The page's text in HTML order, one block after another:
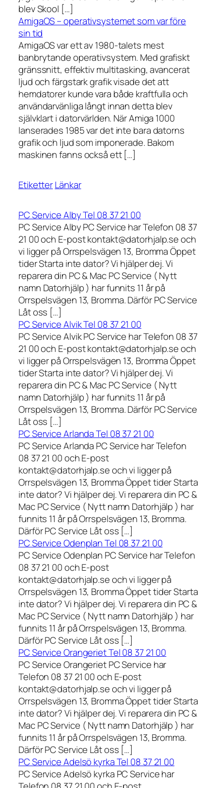
blev Skool […]
AmigaOS – operativsystemet som var före
sin tid
AmigaOS var ett av 1980-talets mest
banbrytande operativsystem. Med grafiskt
gränssnitt, effektiv multitasking, avancerat
ljud och färgstark grafik visade det att
hemdatorer kunde vara både kraftfulla och
användarvänliga långt innan detta blev
självklart i datorvärlden. När Amiga 1000
lanserades 1985 var det inte bara datorns
grafik och ljud som imponerade. Bakom
maskinen fanns också ett […]
EtiketterLänkar
PC Service Alby Tel 08 37 21 00
PC Service Alby PC Service har Telefon 08 37
21 00 och E-post kontakt@datorhjalp.se och
vi ligger på Orrspelsvägen 13, Bromma Öppet
tider Starta inte dator? Vi hjälper dej. Vi
reparera din PC & Mac PC Service ( Nytt
namn Datorhjälp ) har funnits 11 år på
Orrspelsvägen 13, Bromma. Därför PC Service
Låt oss […]
PC Service Alvik Tel 08 37 21 00
PC Service Alvik PC Service har Telefon 08 37
21 00 och E-post kontakt@datorhjalp.se och
vi ligger på Orrspelsvägen 13, Bromma Öppet
tider Starta inte dator? Vi hjälper dej. Vi
reparera din PC & Mac PC Service ( Nytt
namn Datorhjälp ) har funnits 11 år på
Orrspelsvägen 13, Bromma. Därför PC Service
Låt oss […]
PC Service Arlanda Tel 08 37 21 00
PC Service Arlanda PC Service har Telefon
08 37 21 00 och E-post
kontakt@datorhjalp.se och vi ligger på
Orrspelsvägen 13, Bromma Öppet tider Starta
inte dator? Vi hjälper dej. Vi reparera din PC &
Mac PC Service ( Nytt namn Datorhjälp ) har
funnits 11 år på Orrspelsvägen 13, Bromma.
Därför PC Service Låt oss […]
PC Service Odenplan Tel 08 37 21 00
PC Service Odenplan PC Service har Telefon
08 37 21 00 och E-post
kontakt@datorhjalp.se och vi ligger på
Orrspelsvägen 13, Bromma Öppet tider Starta
inte dator? Vi hjälper dej. Vi reparera din PC &
Mac PC Service ( Nytt namn Datorhjälp ) har
funnits 11 år på Orrspelsvägen 13, Bromma.
Därför PC Service Låt oss […]
PC Service Orangeriet Tel 08 37 21 00
PC Service Orangeriet PC Service har
Telefon 08 37 21 00 och E-post
kontakt@datorhjalp.se och vi ligger på
Orrspelsvägen 13, Bromma Öppet tider Starta
inte dator? Vi hjälper dej. Vi reparera din PC &
Mac PC Service ( Nytt namn Datorhjälp ) har
funnits 11 år på Orrspelsvägen 13, Bromma.
Därför PC Service Låt oss […]
PC Service Adelsö kyrka Tel 08 37 21 00
PC Service Adelsö kyrka PC Service har